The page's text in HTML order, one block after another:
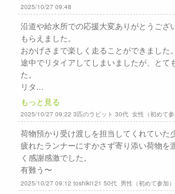
2025/10/27 09:48
沿道や給水所での応援大変ありがとうござ
もらえました。
おかげさまで楽しく走ることができました。
途中でリタイアしてしまいましたが、とて
た。
リタ...
もっと見る
2025/10/27 09:22 3匹のラビット 30代 女性（初めて参
荷物預かり受け渡しを担当してくれていた
疲れたランナーにすかさず寄り添い荷物を
く感謝感激でした。
有難う〜
2025/10/27 09:12 toshiki121 50代 男性（初めて参加）